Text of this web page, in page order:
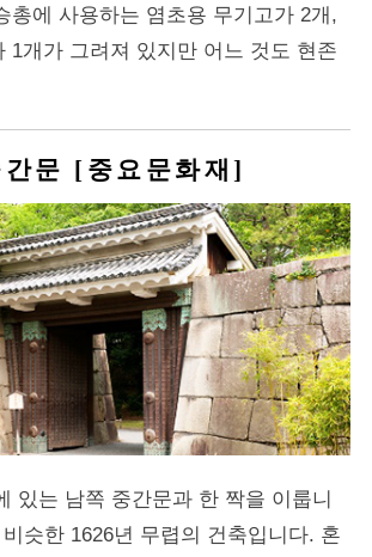
총에 사용하는 염초용 무기고가 2개,
1개가 그려져 있지만 어느 것도 현존
문 [중요문화재]
있는 남쪽 중간문과 한 짝을 이룹니
슷한 1626년 무렵의 건축입니다. 혼